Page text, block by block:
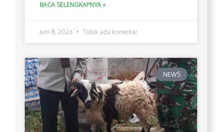
BACA SELENGKAPNYA »
Juni 8, 2026 Tidak ada komentar
NEWS